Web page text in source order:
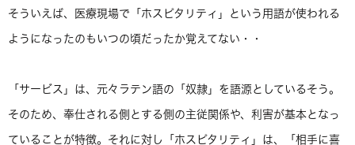
そういえば、医療現場で「ホスピタリティ」という用語が使われる
ようになったのもいつの頃だったか覚えてない・・
「サービス」は、元々ラテン語の「奴隷」を語源としているそう。
そのため、奉仕される側とする側の主従関係や、利害が基本となっ
ていることが特徴。それに対し「ホスピタリティ」は、「相手に喜